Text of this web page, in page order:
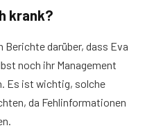
krank?
darüber, dass Eva
noch ihr Management
Es ist wichtig, solche
da Fehlinformationen